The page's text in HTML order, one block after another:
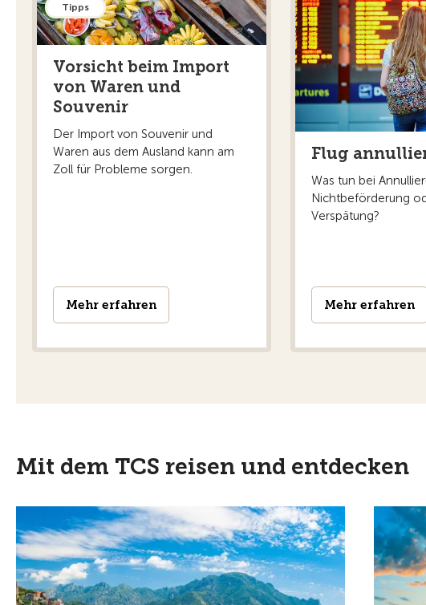
Tipps
Vorsicht beim Import
von Waren und
Souvenir
Der Import von Souvenir und
Waren aus dem Ausland kann am
Zoll für Probleme sorgen.
Mehr erfahren
Flug
Was tun bei
Nichtbeförderung
Verspätung?
Mehr erfahren
Mit dem TCS reisen und entdecken